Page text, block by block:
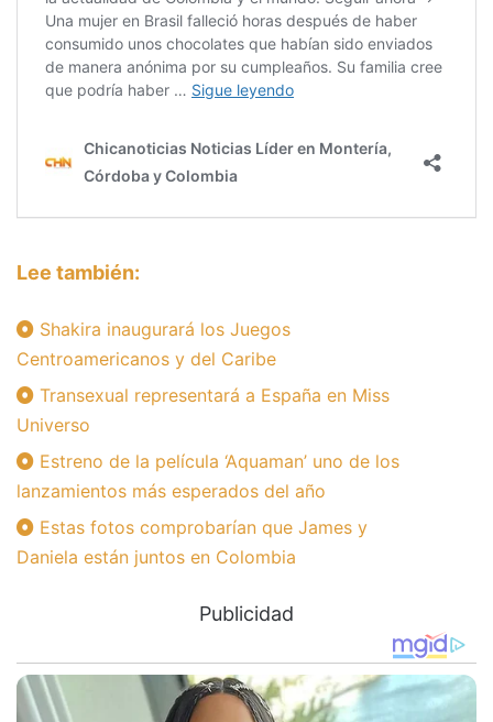
Lee también:
Shakira inaugurará los Juegos
Centroamericanos y del Caribe
Transexual representará a España en Miss
Universo
Estreno de la película ‘Aquaman’ uno de los
lanzamientos más esperados del año
Estas fotos comprobarían que James y
Daniela están juntos en Colombia
Publicidad